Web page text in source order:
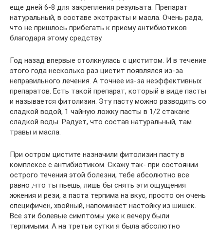
еще дней 6-8 для закрепления резульата. Препарат
натуральный, в составе экстракты и масла. Очень рада,
что не пришлось прибегать к приему антибиотиков
благодаря этому средству.
Год назад впервые столкнулась с циститом. И в течение
этого года несколько раз цистит появлялся из-за
неправильного лечения. А точнее из-за неэффективных
препаратов. Есть такой препарат, который в виде пасты
и называется фитолизин. Эту пасту можно разводить со
сладкой водой, 1 чайную ложку пасты в 1/2 стакане
сладкой воды. Радует, что состав натуральный, там
травы и масла.
При остром цистите назначили фитолизин пасту в
комплексе с антибиотиком. Скажу так- при состоянии
острого течения этой болезни, тебе абсолютно все
равно ,что ты пьешь, лишь бы снять эти ощущения
жжения и рези, а паста терпима на вкус, просто он очень
специфичен, хвойный, напоминает настойку из шишек.
Все эти болевые симптомы уже к вечеру были
терпимыми. А на третьи сутки я была абсолютно